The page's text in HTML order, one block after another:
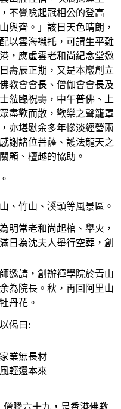
不覺唸起冠相公的登高
與齊。」該日天色晴朗，
以雲海襯托，可謂生平難
，應虛雲老和尚紀念堂邀
壽辰正期，又是本巖創立
教會會長、僧伽會會長及
蒞臨祝壽，中午普佛、上
盡歡而散，歡樂之聲籠罩
亦堪慰余多年慘淡經營兩
謝諸位菩薩、護法龍天之
顧、檀越的協助。
、竹山、溪頭等風景區。
明常老和尚起棺、舉火，
日為沈夫人舉行空葬，創
邀請，創辦禪學院於青山
為院長。秋，再回阿里山
丹花。
偈曰:
業無長材
輕還本來
僧臘六十九，是香港佛教